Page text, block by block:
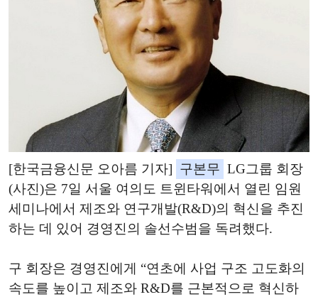
[한국금융신문 오아름 기자] 구본무 LG그룹 회장
(사진)은 7일 서울 여의도 트윈타워에서 열린 임원
세미나에서 제조와 연구개발(R&D)의 혁신을 추진
하는 데 있어 경영진의 솔선수범을 독려했다.
구 회장은 경영진에게 “연초에 사업 구조 고도화의
속도를 높이고 제조와 R&D를 근본적으로 혁신하